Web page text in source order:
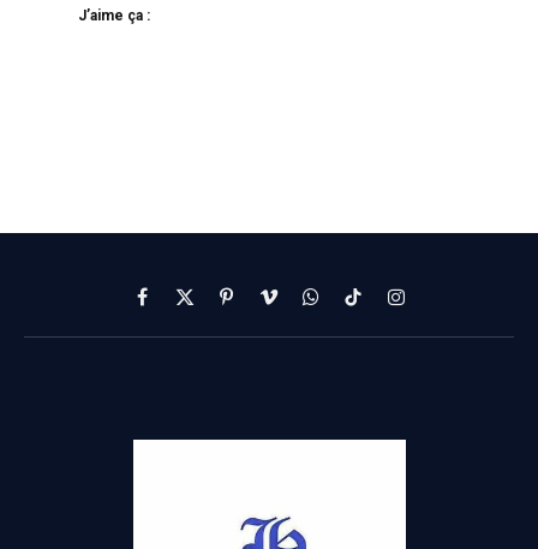
J’aime ça :
Facebook
X
(Twitter)
PinterestVimeoWhatsApp
TikTokInstagram